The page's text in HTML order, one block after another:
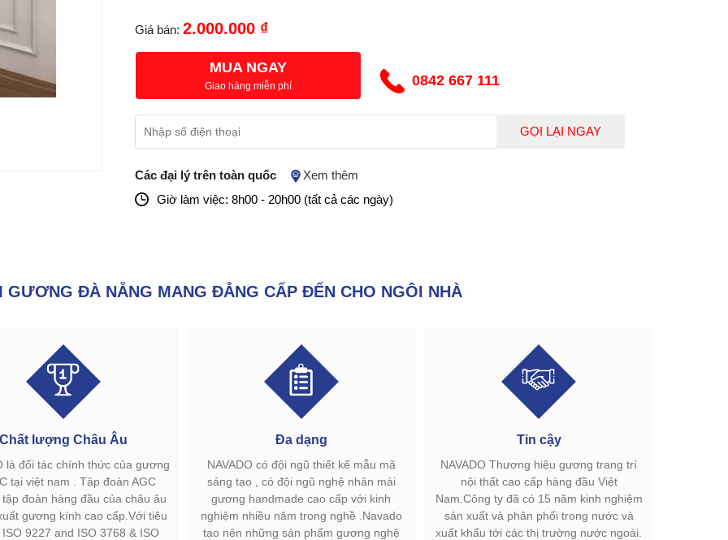
Giá bán: 2.000.000 ₫
MUA NGAY
Giao hàng miễn phí 0842 667 111
GỌI LẠI NGAY
Các đại lý trên toàn quốc
Xem thêm
Giờ làm việc: 8h00 - 20h00 (tất cả các ngày)
GƯƠNG ĐÀ NẴNG MANG ĐẲNG CẤP ĐẾN CHO NGÔI NHÀ
Chất lượng Châu Âu
là đối tác chính thức của gương
tại việt nam . Tập đoàn AGC
tập đoàn hàng đầu của châu âu
gương kính cao cấp.Với tiêu
9227 and ISO 3768 & ISO
Đa dạng
NAVADO có đội ngũ thiết kế mẫu mã
sáng tạo , có đội ngũ nghệ nhân mài
gương handmade cao cấp với kinh
nghiệm nhiều năm trong nghề .Navado
tạo nên những sản phẩm gương nghệ
Tin cậy
NAVADO Thương hiệu gương trang trí
nội thất cao cấp hàng đầu Việt
Nam.Công ty đã có 15 năm kinh nghiệm
sản xuất và phân phối trong nước và
xuất khẩu tới các thị trường nước ngoài.